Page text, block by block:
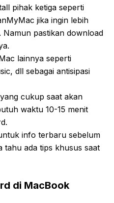
pihak ketiga seperti
jika ingin lebih
Namun pastikan download
lainnya seperti
dll sebagai antisipasi
cukup saat akan
waktu 10-15 menit
info terbaru sebelum
tahu ada tips khusus saat
di MacBook